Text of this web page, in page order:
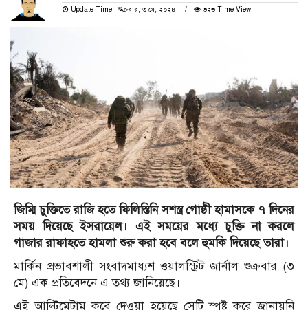
Update Time : শুক্রবার, ৩ মে, ২০২৪
৩২৩ Time View
জিম্মি চুক্তিতে রাজি হতে ফিলিস্তিনি সশস্ত্র গোষ্ঠী হামাসকে ৭ দিনের
সময় দিয়েছে ইসরায়েল। এই সময়ের মধ্যে চুক্তি না করলে
গাজার রাফাহতে হামলা শুরু করা হবে বলে হুমকি দিয়েছে তারা।
মার্কিন প্রভাবশালী সংবাদমাধ্যশ ওয়ালস্ট্রিট জার্নাল শুক্রবার (৩
মে) এক প্রতিবেদনে এ তথ্য জানিয়েছে।
এই আল্টিমেটাম কবে দেওয়া হয়েছে সেটি স্পষ্ট করে জানায়নি